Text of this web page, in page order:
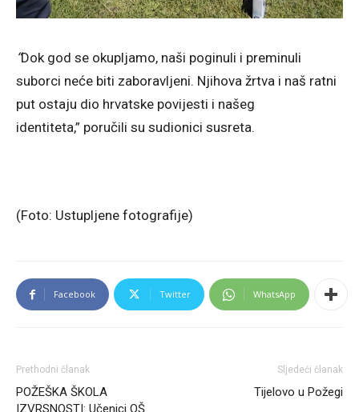
“Dok god se okupljamo, naši poginuli i preminuli
suborci neće biti zaboravljeni. Njihova žrtva i naš ratni
put ostaju dio hrvatske povijesti i našeg
identiteta,” poručili su sudionici susreta.
(Foto: Ustupljene fotografije)
Facebook Twitter WhatsApp
Prethodni članak
POŽEŠKA ŠKOLA
IZVRSNOSTI: Učenici OŠ
Sljedeći članak
Tijelovo u Požegi